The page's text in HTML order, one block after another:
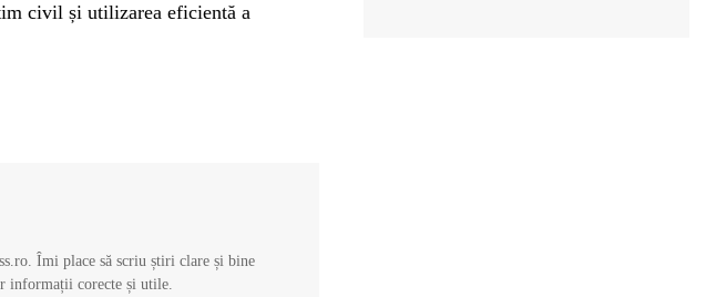
civil și utilizarea eficientă a
Îmi place să scriu știri clare și bine
informații corecte și utile.